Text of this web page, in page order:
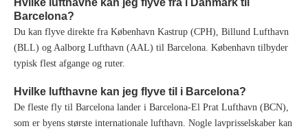
Hvilke lufthavne kan jeg flyve fra i Danmark til
Barcelona?
Du kan flyve direkte fra København Kastrup (CPH), Billund Lufthavn
(BLL) og Aalborg Lufthavn (AAL) til Barcelona. København tilbyder
typisk flest afgange og ruter.
Hvilke lufthavne kan jeg flyve til i Barcelona?
De fleste fly til Barcelona lander i Barcelona-El Prat Lufthavn (BCN),
som er byens største internationale lufthavn. Nogle lavprisselskaber kan